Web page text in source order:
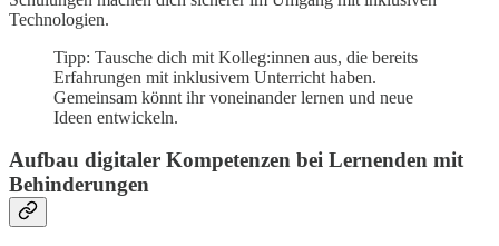
Technologien.
Tipp: Tausche dich mit Kolleg:innen aus, die bereits
Erfahrungen mit inklusivem Unterricht haben.
Gemeinsam könnt ihr voneinander lernen und neue
Ideen entwickeln.
Aufbau digitaler Kompetenzen bei Lernenden mit
Behinderungen